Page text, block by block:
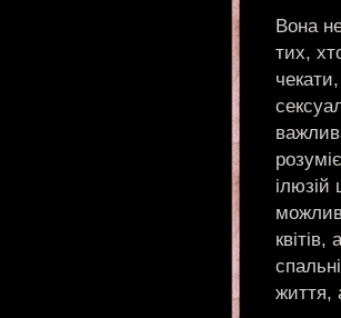
Вона
тих,
життя,